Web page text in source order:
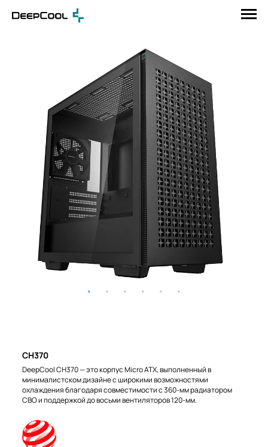
CH370
DeepCool CH370 — это корпус Micro ATX, выполненный в
минималистском дизайне с широкими возможностями
охлаждения благодаря совместимости с 360-мм радиатором
СВО и поддержкой до восьми вентиляторов 120-мм.